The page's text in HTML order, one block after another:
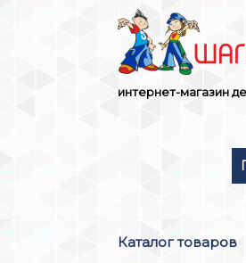
интернет-магазин
Каталог товаров